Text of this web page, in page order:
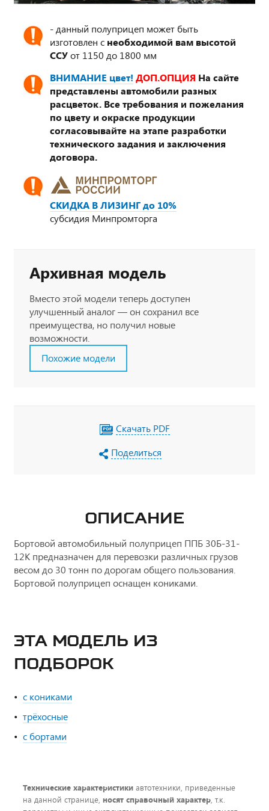
- данный полуприцеп может быть
изготовлен с необходимой вам высотой
ССУот 1150 до 1800 мм
ВНИМАНИЕ цвет! ДОП.ОПЦИЯ На сайте
представлены автомобили разных
расцветок. Все требования и пожелания
по цвету и окраске продукции
согласовывайте на этапе разработки
технического задания и заключения
договора.
СКИДКА В ЛИЗИНГ до 10%
субсидия Минпромторга
Архивная модель
Вместо этой модели теперь доступен
улучшенный аналог — он сохранил все
преимущества, но получил новые
возможности.
Похожие модели
Скачать PDF
Поделиться
ОПИСАНИЕ
Бортовой автомобильный полуприцеп ППБ 30Б-31-
12К предназначен для перевозки различных грузов
весом до 30 тонн по дорогам общего пользования.
Бортовой полуприцеп оснащен кониками.
ЭТА МОДЕЛЬ ИЗ
ПОДБОРОК
с кониками
трёхосные
с бортами
Технические характеристики автотехники, приведенные
на данной странице, носят справочный характер, т.к.